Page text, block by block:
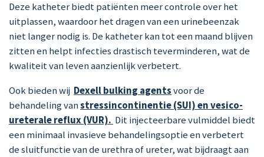
Deze katheter biedt patiënten meer controle over het
uitplassen, waardoor het dragen van een urinebeenzak
niet langer nodig is. De katheter kan tot een maand blijven
zitten en helpt infecties drastisch teverminderen, wat de
kwaliteit van leven aanzienlijk verbetert.
Ook bieden wij Dexell bulking agentsvoor de
behandeling vanstressincontinentie (SUI) en vesico-
ureterale reflux (VUR). Dit injecteerbare vulmiddel biedt
een minimaal invasieve behandelingsoptie en verbetert
de sluitfunctie van de urethra of ureter, wat bijdraagt aan